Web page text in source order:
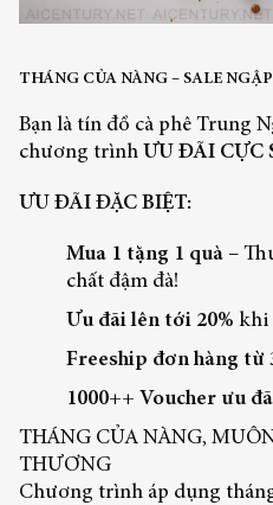
THÁNG CỦA NÀNG – SALE
Bạn là tín đồ cà phê Trung
chương trình ƯU ĐÃI CỰC
ƯU ĐÃI ĐẶC BIỆT:
Mua 1 tặng 1 quà –
chất đậm đà!
Ưu đãi lên tới 20% khi
Freeship đơn hàng từ
1000++ Voucher ưu
THÁNG CỦA NÀNG,
THƯƠNG
Chương trình áp dụng